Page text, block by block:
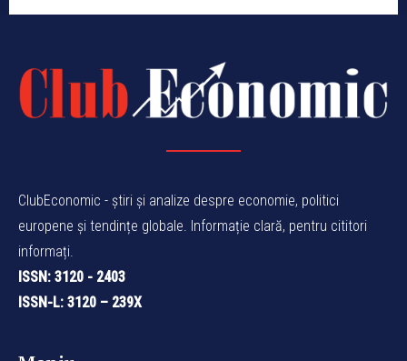
ClubEconomic - știri și analize despre economie, politici
europene și tendințe globale. Informație clară, pentru cititori
informați.
ISSN: 3120 - 2403
ISSN-L: 3120 – 239X